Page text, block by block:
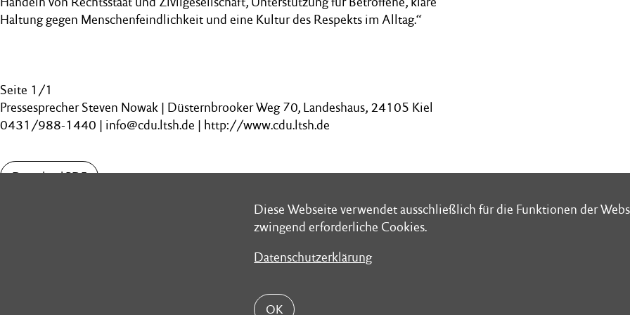
Diese Webseite verwendet ausschließlich für die Funktionen der
zwingend erforderliche Cookies.
Datenschutzerklärung
OK
Diese Webseite verwendet ausschließlich für die Funktionen der
zwingend erforderliche Cookies.
Datenschutzerklärung
OK
Haltung gegen Menschenfeindlichkeit und eine Kultur des Respekts im Alltag.“
Seite 1/1
Pressesprecher Steven Nowak | Düsternbrooker Weg 70, Landeshaus, 24105 Kiel
0431/988-1440 | info@cdu.ltsh.de | http://www.cdu.ltsh.de
Download PDF
Landeshaus Postfach 7121
24171 Kiel